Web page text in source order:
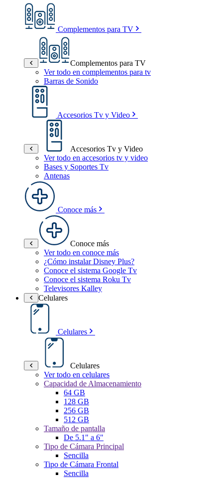
Complementos para TV
Complementos para TV
Ver todo en complementos para tv
Barras de Sonido
Accesorios Tv y Video
Accesorios Tv y Video
Ver todo en accesorios tv y video
Bases y Soportes Tv
Antenas
Conoce más
Conoce más
Ver todo en conoce más
¿Cómo instalar Disney Plus?
Conoce el sistema Google Tv
Conoce el sistema Roku Tv
Televisores Kalley
Celulares
Celulares
Celulares
Ver todo en celulares
Capacidad de Almacenamiento
64 GB
128 GB
256 GB
512 GB
Tamaño de pantalla
De 5.1" a 6"
Tipo de Cámara Principal
Sencilla
Tipo de Cámara Frontal
Sencilla